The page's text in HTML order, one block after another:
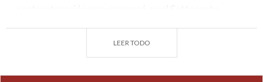
dispuestos en forma de herradura alrededor de un
LEER TODO